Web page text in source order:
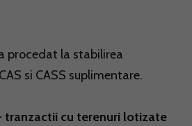
procedat la stabilirea
si CASS suplimentare.
tranzactii cu terenuri lotizate